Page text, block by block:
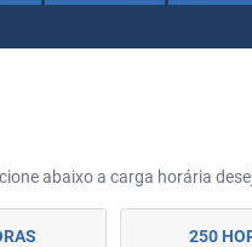
abaixo a carga horária
250